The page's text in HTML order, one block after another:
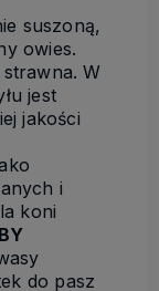
suszoną,
owies.
W
jest
jakości
i
koni
do pasz